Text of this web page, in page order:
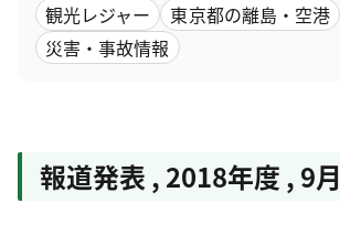
観光レジャー
東京都の離島・空港
災害・事故情報
報道発表 , 2018年度 , 9月